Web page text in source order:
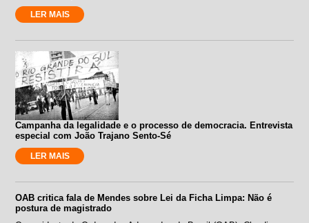
LER MAIS
Campanha da legalidade e o processo de democracia. Entrevista
especial com João Trajano Sento-Sé
LER MAIS
OAB critica fala de Mendes sobre Lei da Ficha Limpa: Não é
postura de magistrado